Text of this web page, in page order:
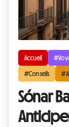
Accueil
#Conseils
Sónar